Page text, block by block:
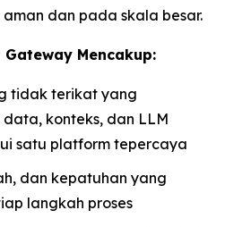
dan pada skala besar.
Mencakup:
tidak terikat yang
konteks, dan LLM
satu platform tepercaya
dan kepatuhan yang
langkah proses